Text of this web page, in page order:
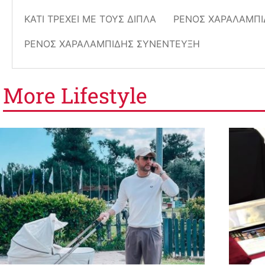
ΚΆΤΙ ΤΡΈΧΕΙ ΜΕ ΤΟΥΣ ΔΊΠΛΑ ΡΈΝΟΣ
ΡΈΝΟΣ ΧΑΡΑΛΑΜΠΊΔΗΣ ΣΥΝΈΝΤΕΥΞΗ
More Lifestyle